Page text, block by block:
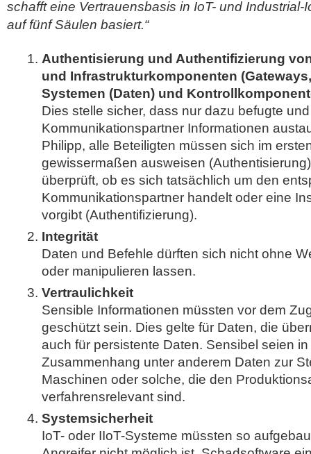
schafft eine Vertrauensbasis in IoT- und Industrial-
auf fünf Säulen basiert.“
Authentisierung und Authentifizierung
und Infrastrukturkomponenten
Systemen (Daten) und
Dies stelle sicher, dass nur dazu befugte
Kommunikationspartner Informationen
Philipp, alle Beteiligten müssen sich im
gewissermaßen ausweisen
überprüft, ob es sich tatsächlich um den
Kommunikationspartner handelt oder eine
vorgibt (Authentifizierung).
Integrität
Daten und Befehle dürften sich nicht ohne
oder manipulieren lassen.
Vertraulichkeit
Sensible Informationen müssten vor dem
geschützt sein. Dies gelte für Daten, die
auch für persistente Daten. Sensibel seien
Zusammenhang unter anderem Daten zur
Maschinen oder solche, die den
verfahrensrelevant sind.
Systemsicherheit
IoT- oder IIoT-Systeme müssten so